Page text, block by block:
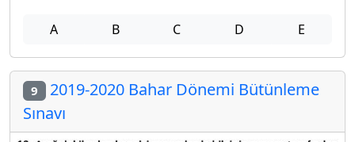
A B C D E
9 2019-2020 Bahar Dönemi Bütünleme
Sınavı